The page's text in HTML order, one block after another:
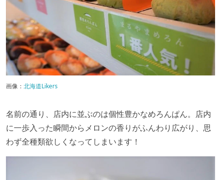
画像： 北海道Likers
名前の通り、店内に並ぶのは個性豊かなめろんぱん。店内
に一歩入った瞬間からメロンの香りがふんわり広がり、思
わず全種類欲しくなってしまいます！